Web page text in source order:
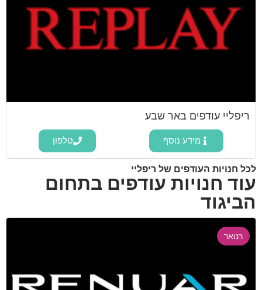
ריפליי עודפים באר שבע
מידע נוסף טלפון
לכל חנויות העודפים של ריפליי
עוד חנויות עודפים בתחום
הביגוד
רנואר